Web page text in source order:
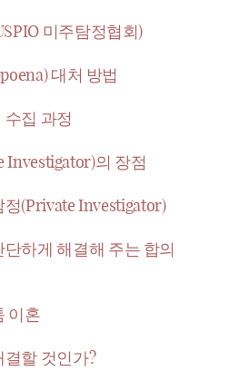
미주탐정협회)
대처 방법
집 과정
Investigator)의 장점
(Private Investigator)
하게 해결해 주는 합의
이혼
할 것인가?